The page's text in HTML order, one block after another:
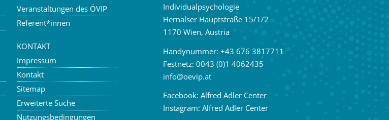
Veranstaltungen des ÖVIP
Referent*innen
KONTAKT
Impressum
Kontakt
Sitemap
Erweiterte Suche
Nutzungsbedingungen
Individualpsychologie
Hernalser Hauptstraße 15/1/2
1170 Wien, Austria
Handynummer: +43 676 3817711
Festnetz: 0043 (0)1 4062435
info@oevip.at
Facebook: Alfred Adler Center
Instagram: Alfred Adler Center